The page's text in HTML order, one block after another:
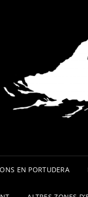
EN PORTUDERA